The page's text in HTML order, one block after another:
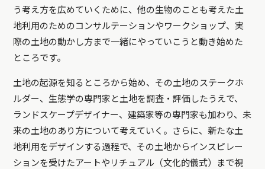
う考え方を広めていくために、他の生物のことも考えた土
地利用のためのコンサルテーションやワークショップ、実
際の土地の動かし方まで一緒にやっていこうと動き始めた
ところです。
土地の起源を知るところから始め、その土地のステークホ
ルダー、生態学の専門家と土地を調査・評価したうえで、
ランドスケープデザイナー、建築家等の専門家も加わり、未
来の土地のあり方について考えていく。さらに、新たな土
地利用をデザインする過程で、その土地からインスピレー
ションを受けたアートやリチュアル（文化的儀式）まで視